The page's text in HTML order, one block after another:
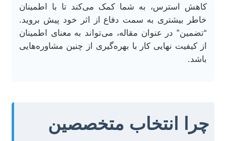
کاهش استرس، به شما کمک می‌کند تا با اطمینان
خاطر بیشتری به سمت دفاع از اثر خود پیش بروید.
“تضمین” در عنوان مقاله، می‌تواند به معنای اطمینان
از کیفیت نهایی کار با بهره‌گیری از چنین مشاوره‌هایی
باشد.
چرا انتخاب متخصصین